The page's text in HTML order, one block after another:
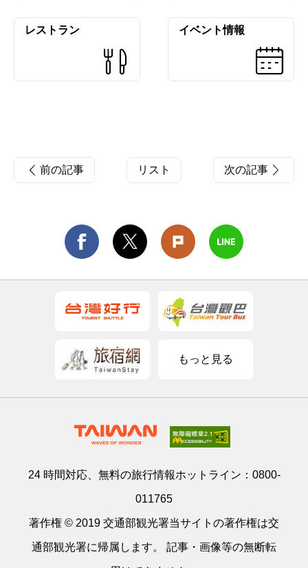
レストラン イベント情報
前の記事 リスト 次の記事
もっと見る
24 時間対応、無料の旅行情報ホットライン： 0800-
011765
著作権 © 2019 交通部観光署当サイトの著作権は交
通部観光署に帰属します。 記事・画像等の無断転